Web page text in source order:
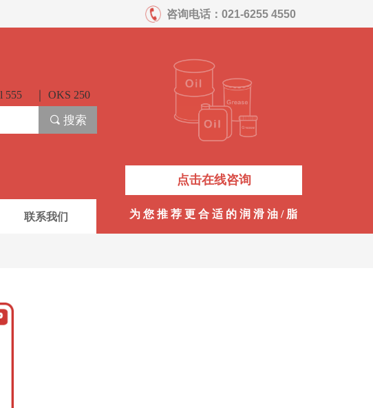
联系我们 为 您 推 荐 更 合 适 的 润 滑 油 / 脂
555 OKS 250
点击在线咨询
끠 搜索
咨询电话： 021-6255 4550